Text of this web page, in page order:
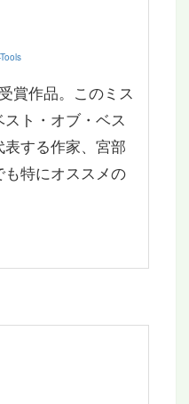
賞作品。このミス
ト・オブ・ベス
表する作家、宮部
特にオススメの